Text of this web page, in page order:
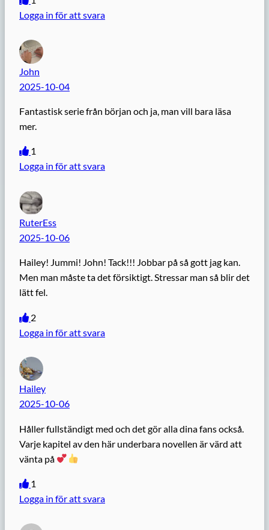
Logga in för att svara
John
2025-10-04
Fantastisk serie från början och ja, man vill bara läsa
mer.
1
Logga in för att svara
RuterEss
2025-10-06
Hailey! Jummi! John! Tack!!! Jobbar på så gott jag kan.
Men man måste ta det försiktigt. Stressar man så blir det
lätt fel.
2
Logga in för att svara
Hailey
2025-10-06
Håller fullständigt med och det gör alla dina fans också.
Varje kapitel av den här underbara novellen är värd att
vänta på
1
Logga in för att svara